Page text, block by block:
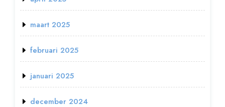
maart 2025
februari 2025
januari 2025
december 2024